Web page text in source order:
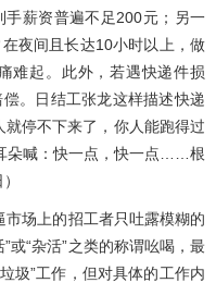
薪资普遍不足200元；另一
夜间且长达10小时以上，做
难起。此外，若遇快递件损
。日结工张龙这样描述快递
停不下来了，你人能跑得过
朵喊：快一点，快一点……根
市场上的招工者只吐露模糊的
或“杂活”之类的称谓吆喝，最
圾”工作，但对具体的工作内